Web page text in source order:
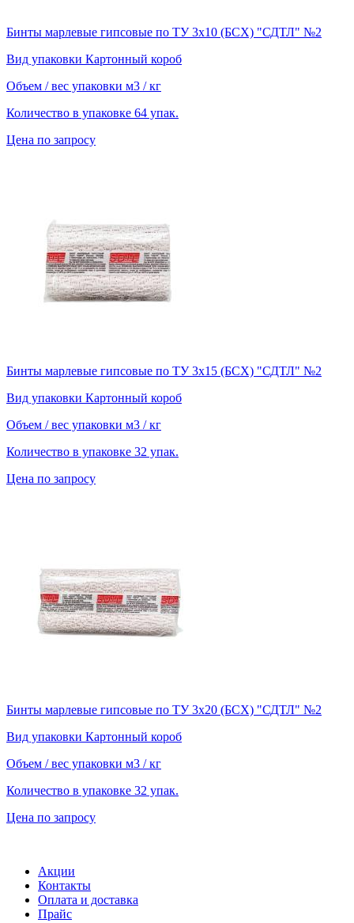
Бинты марлевые гипсовые по ТУ 3х10 (БСХ) "СДТЛ" №2
Вид упаковки Картонный короб
Объем / вес упаковки м3 / кг
Количество в упаковке 64 упак.
Цена по запросу
Бинты марлевые гипсовые по ТУ 3х15 (БСХ) "СДТЛ" №2
Вид упаковки Картонный короб
Объем / вес упаковки м3 / кг
Количество в упаковке 32 упак.
Цена по запросу
Бинты марлевые гипсовые по ТУ 3х20 (БСХ) "СДТЛ" №2
Вид упаковки Картонный короб
Объем / вес упаковки м3 / кг
Количество в упаковке 32 упак.
Цена по запросу
Акции
Контакты
Оплата и доставка
Прайс